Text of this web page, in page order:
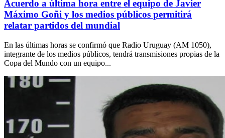
Acuerdo a última hora entre el equipo de Javier
Máximo Goñi y los medios públicos permitirá
relatar partidos del mundial
En las últimas horas se confirmó que Radio Uruguay (AM 1050),
integrante de los medios públicos, tendrá transmisiones propias de la
Copa del Mundo con un equipo...